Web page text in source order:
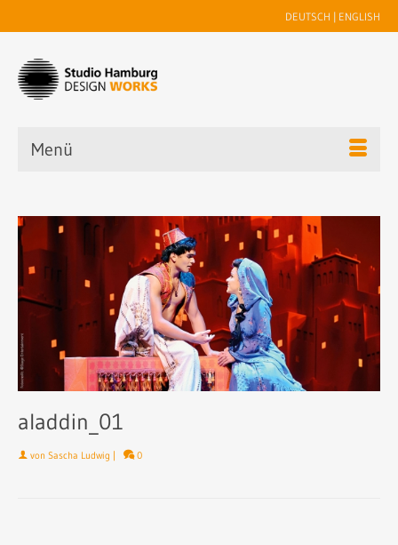
DEUTSCH | ENGLISH
Menü
aladdin_01
von Sascha Ludwig | 0